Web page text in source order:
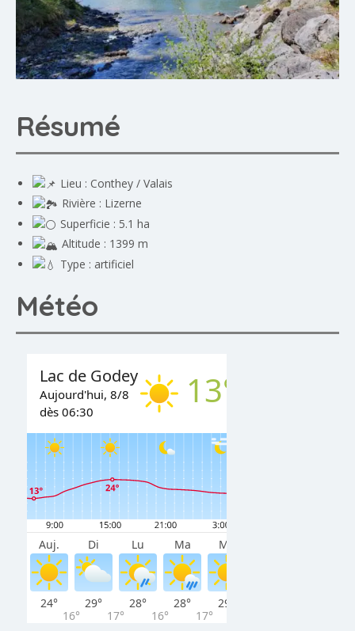
Résumé
Lieu : Conthey / Valais
Rivière : Lizerne
Superficie : 5.1 ha
Altitude : 1399 m
Type : artificiel
Météo